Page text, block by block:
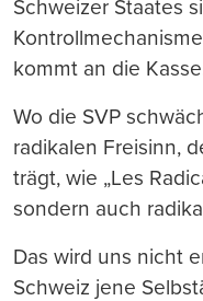
Schweizer Staates
kommt an die
Wo die SVP
radikalen Freisinn,
trägt, wie „Les
sondern auch
Das wird uns nicht
Schweiz jene